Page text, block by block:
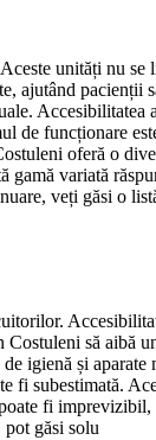
unități nu se
ajutând pacienții
Accesibilitatea
de funcționare
oferă o
gamă variată
veți găsi o
să aibă
igienă și aparate
fi subestimată.
fi
găsi solu